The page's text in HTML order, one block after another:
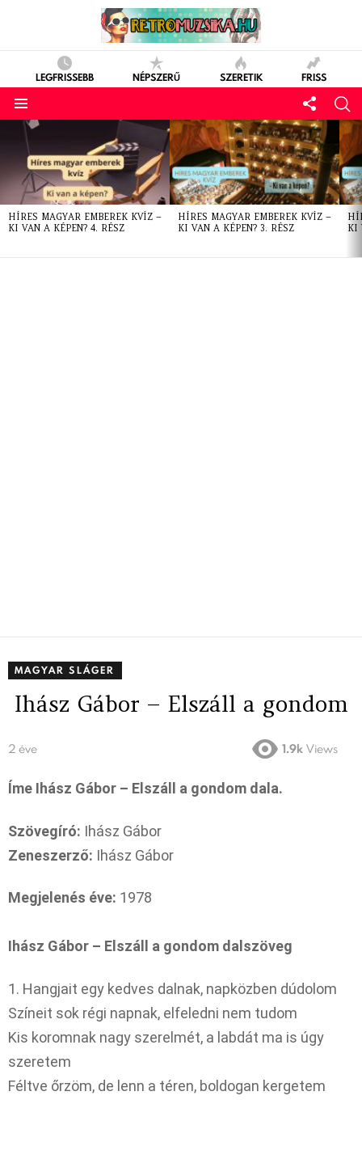
LEGFRISSEBB NÉPSZERŰ SZERETIK FRISS
LATEST
STORIES
HÍRES MAGYAR EMBEREK KVÍZ –
KI VAN A KÉPEN? 4. RÉSZ
HÍRES MAGYAR EMBEREK KVÍZ –
KI VAN A KÉPEN? 3. RÉSZ
KI
MAGYAR SLÁGER
Ihász Gábor – Elszáll a gondom
2 éve 1.9k Views
Íme Ihász Gábor – Elszáll a gondom dala.
Szövegíró: Ihász Gábor
Zeneszerző: Ihász Gábor
Megjelenés éve: 1978
Ihász Gábor – Elszáll a gondom dalszöveg
1. Hangjait egy kedves dalnak, napközben dúdolom
Színeit sok régi napnak, elfeledni nem tudom
Kis koromnak nagy szerelmét, a labdát ma is úgy
szeretem
Féltve őrzöm, de lenn a téren, boldogan kergetem